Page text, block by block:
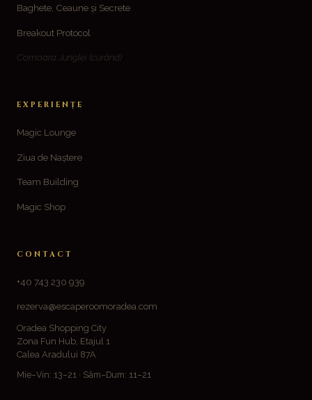
Baghete, Ceaune și Secrete
Breakout Protocol
Comoara Junglei (curând)
EXPERIENȚE
Magic Lounge
Ziua de Naștere
Team Building
Magic Shop
CONTACT
+40 743 230 939
rezerva@escaperoomoradea.com
Oradea Shopping City
Zona Fun Hub, Etajul 1
Calea Aradului 87A
Mie–Vin: 13–21 · Sâm–Dum: 11–21